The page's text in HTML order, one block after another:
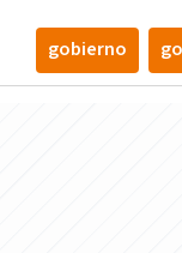
gobierno